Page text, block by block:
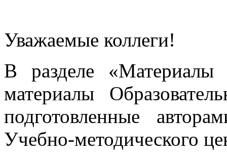
Уважаемые коллеги!
В разделе «Материалы
материалы
подготовленные
Учебно-методического